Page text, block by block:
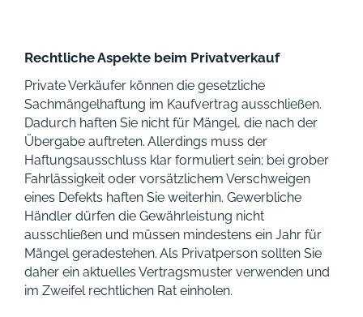
Rechtliche Aspekte beim Privatverkauf
Private Verkäufer können die gesetzliche
Sachmängelhaftung im Kaufvertrag ausschließen.
Dadurch haften Sie nicht für Mängel, die nach der
Übergabe auftreten. Allerdings muss der
Haftungsausschluss klar formuliert sein; bei grober
Fahrlässigkeit oder vorsätzlichem Verschweigen
eines Defekts haften Sie weiterhin. Gewerbliche
Händler dürfen die Gewährleistung nicht
ausschließen und müssen mindestens ein Jahr für
Mängel geradestehen. Als Privatperson sollten Sie
daher ein aktuelles Vertragsmuster verwenden und
im Zweifel rechtlichen Rat einholen.